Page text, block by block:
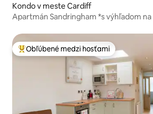
Kondo v meste Cardiff
Apartmán Sandringham *s výhľadom
Najobľúbenejšie medzi hosťami
Obľúbené medzi hosťami